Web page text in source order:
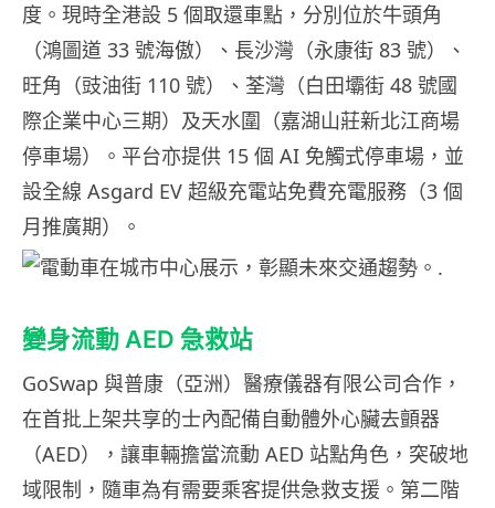
度。現時全港設 5 個取還車點，分別位於牛頭角
（鴻圖道 33 號海傲）、長沙灣（永康街 83 號）、
旺角（豉油街 110 號）、荃灣（白田壩街 48 號國
際企業中心三期）及天水圍（嘉湖山莊新北江商場
停車場）。平台亦提供 15 個 AI 免觸式停車場，並
設全線 Asgard EV 超級充電站免費充電服務（3 個
月推廣期）。
變身流動 AED 急救站
GoSwap 與普康（亞洲）醫療儀器有限公司合作，
在首批上架共享的士內配備自動體外心臟去顫器
（AED），讓車輛擔當流動 AED 站點角色，突破地
域限制，隨車為有需要乘客提供急救支援。第二階